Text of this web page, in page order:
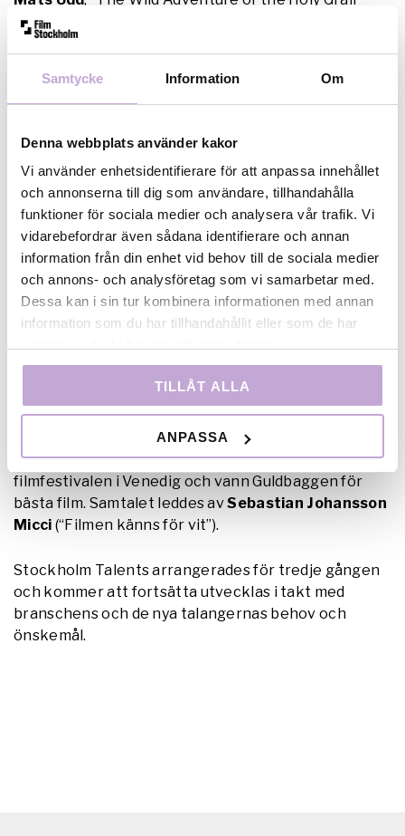
Samtycke Information Om
Denna webbplats använder kakor
Vi använder enhetsidentifierare för att anpassa innehållet
och annonserna till dig som användare, tillhandahålla
funktioner för sociala medier och analysera vår trafik. Vi
vidarebefordrar även sådana identifierare och annan
information från din enhet vid behov till de sociala medier
och annons- och analysföretag som vi samarbetar med.
Dessa kan i sin tur kombinera informationen med annan
information som du har tillhandahållit eller som de har
TILLÅT ALLA
ANPASSA
Ronson Huynh
XANH”
Adam Cronstedt
, “Klipporna vid havet”
Ebba GustafssonochKevin Naderi, “With Every
Sepehr Nosrati, “Halv”
Helmi Tolonen, “Music, Drugs & Jesus Christ”
Leona Cauklija, “Son”
Efter talangpitchen fick 18 representanter för den
etablerade branschen presentera sina bolag och
organisationer. Bland branschpitcharna fanns SVT,
Svenska Filminstitutet, SF Studios, Nexiko, Art &
Bob, Filmlance, Unlimited Stories, New-land, Story
och flera andra.
Stockholm Talents avslutades med ett samtal med
regissörenMika Gustafssonsom berättade om sin
resa från de första kortfilmerna till långfilmsdebuten
“Paradiset brinner” som vann dubbla priser på
filmfestivalen i Venedig och vann Guldbaggen för
bästa film. Samtalet leddes avSebastian Johansson
Micci (“Filmen känns för vit”).
Stockholm Talents arrangerades för tredje gången
och kommer att fortsätta utvecklas i takt med
branschens och de nya talangernas behov och
önskemål.